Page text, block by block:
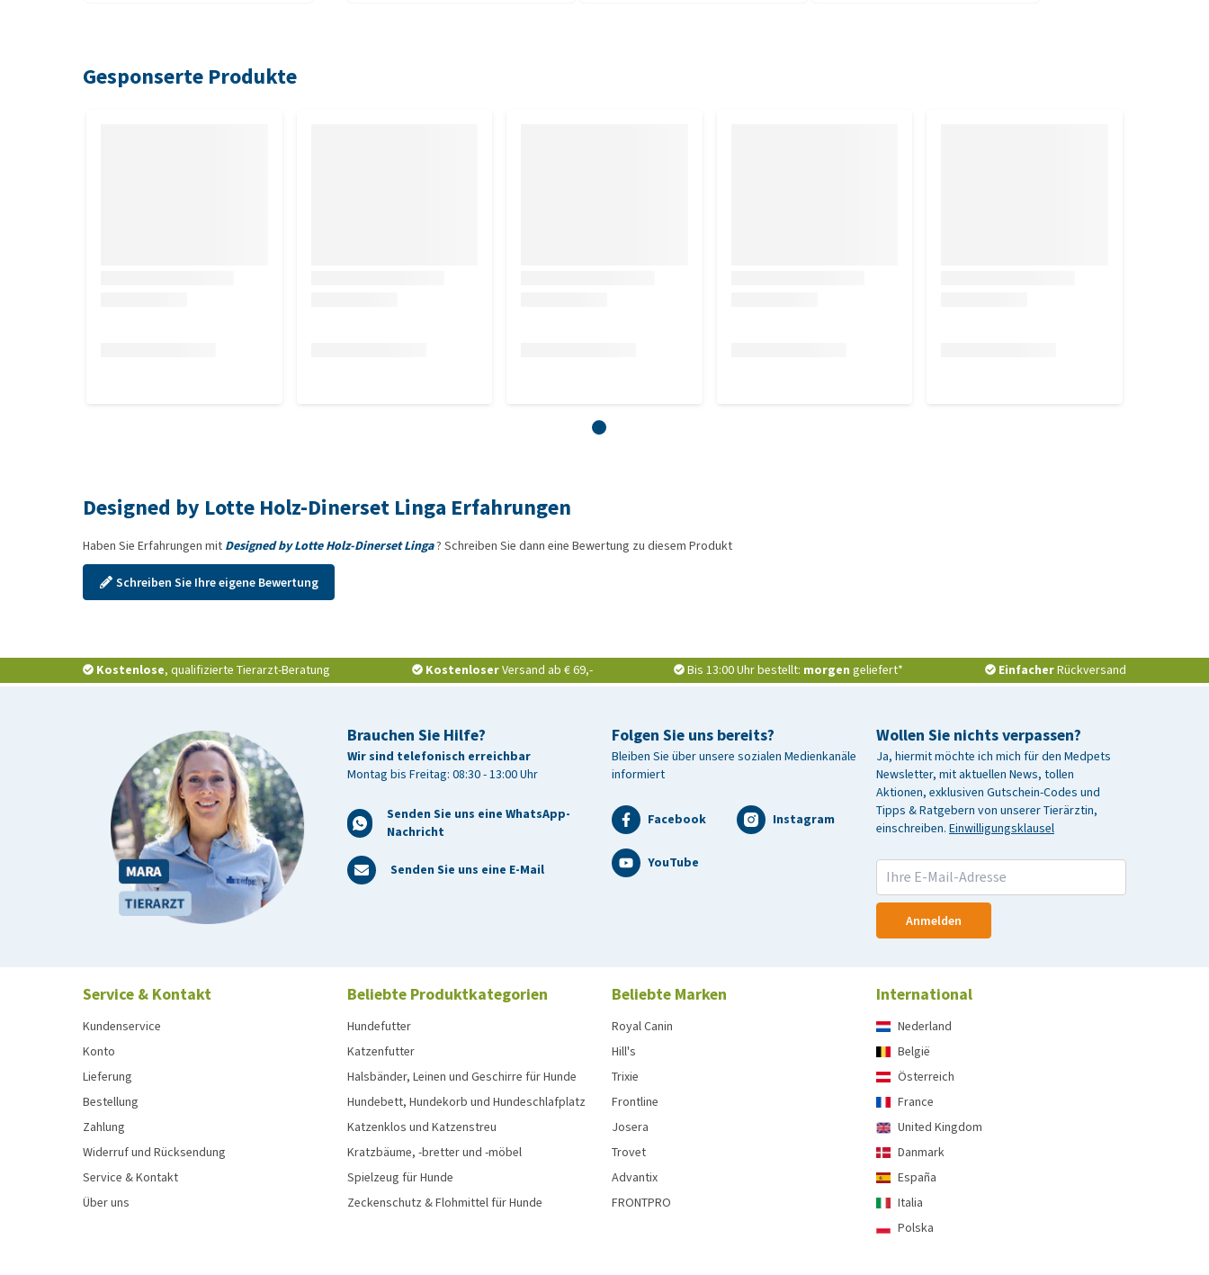
Gesponserte Produkte
Designed by Lotte Holz-Dinerset Linga Erfahrungen
Haben Sie Erfahrungen mit Designed by Lotte Holz-Dinerset Linga? Schreiben Sie dann eine Bewertung zu diesem Produkt
Schreiben Sie Ihre eigene Bewertung
Kostenlose, qualifizierte Tierarzt-Beratung KostenloserVersand ab € 69,- Bis 13:00 Uhr bestellt: morgen geliefert* EinfacherRückversand
Brauchen Sie Hilfe?
Wir sind telefonisch erreichbar
Montag bis Freitag: 08:30 - 13:00 Uhr
Senden Sie uns eine WhatsApp-
Nachricht
Senden Sie uns eine E-Mail
Wollen Sie nichts verpassen?
Ja, hiermit möchte ich mich für den Medpets
Newsletter, mit aktuellen News, tollen
Aktionen, exklusiven Gutschein-Codes und
Tipps & Ratgebern von unserer Tierärztin,
einschreiben. Einwilligungsklausel
Anmelden
Folgen Sie uns bereits?
Bleiben Sie über unsere sozialen Medienkanäle
informiert
Facebook Instagram
YouTube
Service & Kontakt
Kundenservice
Konto
Lieferung
Bestellung
Zahlung
Widerruf und Rücksendung
Service & Kontakt
Über uns
Beliebte Produktkategorien
Hundefutter
Katzenfutter
Halsbänder, Leinen und Geschirre für Hunde
Hundebett, Hundekorb und Hundeschlafplatz
Katzenklos und Katzenstreu
Kratzbäume, -bretter und -möbel
Spielzeug für Hunde
Zeckenschutz & Flohmittel für Hunde
Beliebte Marken
Royal Canin
Hill's
Trixie
Frontline
Josera
Trovet
Advantix
FRONTPRO
International
Nederland
België
Österreich
France
United Kingdom
Danmark
España
Italia
Polska